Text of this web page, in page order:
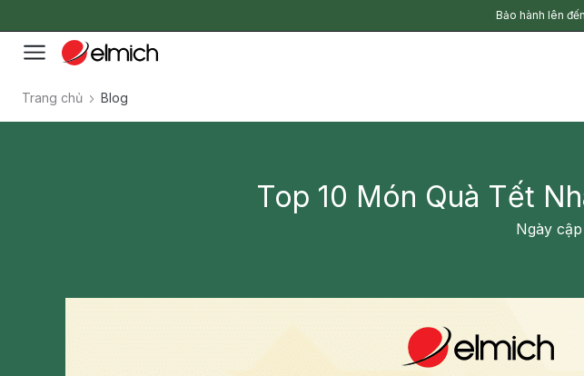
Bảo hành lên
Trang chủ Blog
Top 10 Món Quà Tết
Ngày